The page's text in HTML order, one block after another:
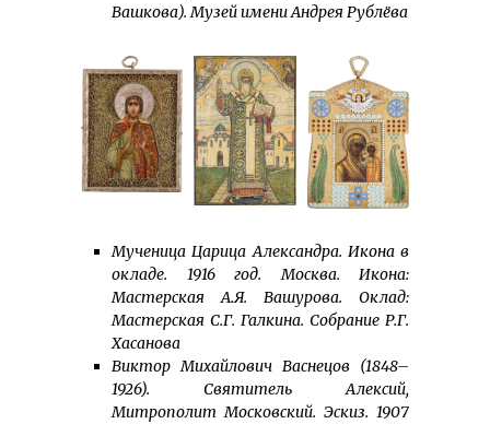
Вашкова). Музей имени Андрея Рублёва
Мученица Царица Александра. Икона в
окладе. 1916 год. Москва. Икона:
Мастерская А.Я. Вашурова. Оклад:
Мастерская С.Г. Галкина. Собрание Р.Г.
Хасанова
Виктор Михайлович Васнецов (1848–
1926). Святитель Алексий,
Митрополит Московский. Эскиз. 1907